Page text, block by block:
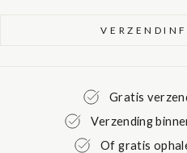
Gratis
Verzending
Of gratis